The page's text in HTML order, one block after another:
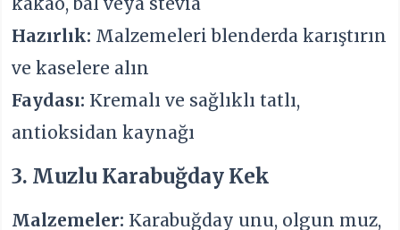
Hazırlık: Malzemeleri blenderda karıştırın
ve kaselere alın
Faydası: Kremalı ve sağlıklı tatlı,
antioksidan kaynağı
3. Muzlu Karabuğday Kek
Malzemeler: Karabuğday unu, olgun muz,